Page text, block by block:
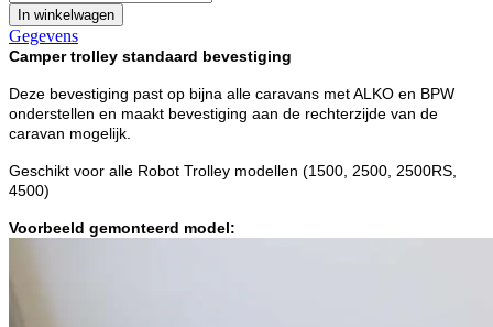
In winkelwagen
Gegevens
Camper trolley standaard bevestiging
Deze bevestiging past op bijna alle caravans met ALKO en BPW
onderstellen en maakt bevestiging aan de rechterzijde van de
caravan mogelijk.
Geschikt voor alle Robot Trolley modellen (1500, 2500, 2500RS,
4500)
Voorbeeld gemonteerd model: